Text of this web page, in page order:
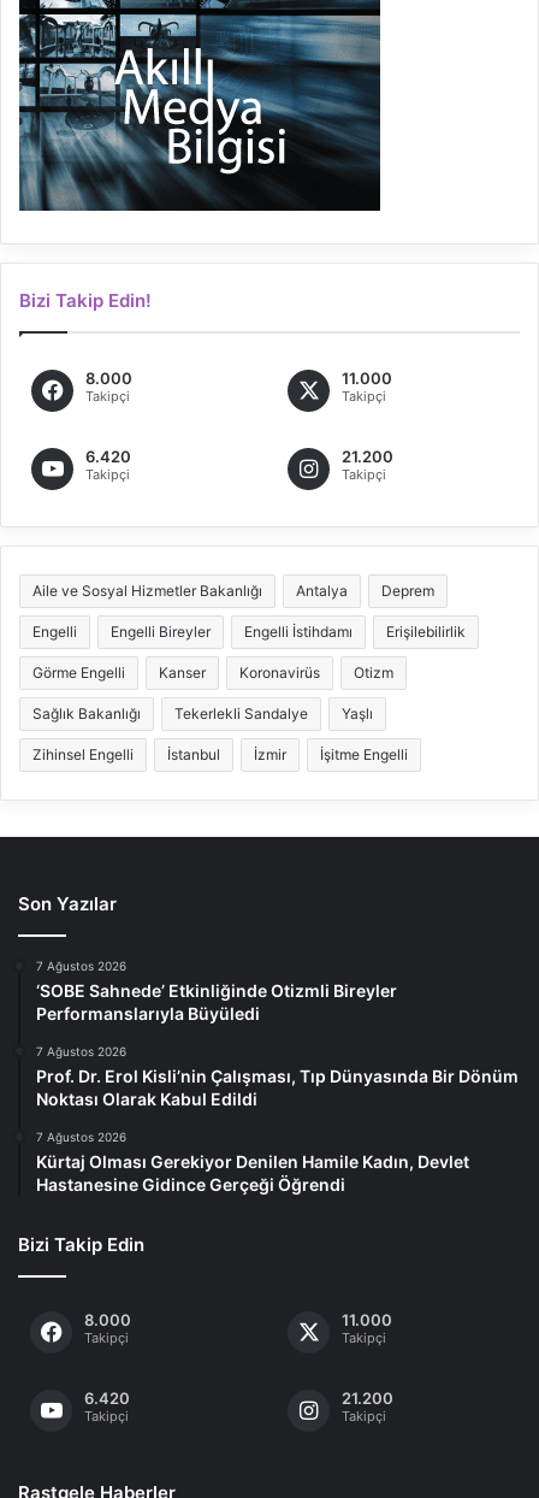
Bizi Takip Edin!
8.000
Takipçi
11.000
Takipçi
6.420
Takipçi
21.200
Takipçi
Aile ve Sosyal Hizmetler Bakanlığı Antalya Deprem
Engelli Engelli Bireyler Engelli İstihdamı Erişilebilirlik
Görme Engelli Kanser Koronavirüs Otizm
Sağlık Bakanlığı Tekerlekli Sandalye Yaşlı
Zihinsel Engelli İstanbul İzmir İşitme Engelli
Son Yazılar
7 Ağustos 2026
‘SOBE Sahnede’ Etkinliğinde Otizmli Bireyler
Performanslarıyla Büyüledi
7 Ağustos 2026
Prof. Dr. Erol Kisli’nin Çalışması, Tıp Dünyasında Bir Dönüm
Noktası Olarak Kabul Edildi
7 Ağustos 2026
Kürtaj Olması Gerekiyor Denilen Hamile Kadın, Devlet
Hastanesine Gidince Gerçeği Öğrendi
Bizi Takip Edin
8.000
Takipçi
11.000
Takipçi
6.420
Takipçi
21.200
Takipçi
Rastgele Haberler